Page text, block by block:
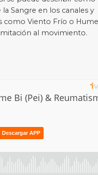
Sangre en los canales y
como Viento Frío o
al movimiento.